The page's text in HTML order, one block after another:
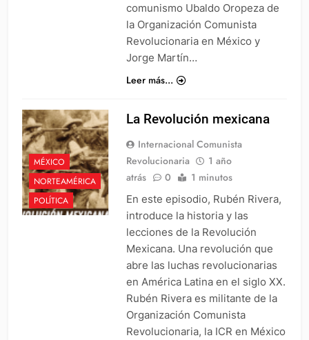
comunismo Ubaldo Oropeza de
la Organización Comunista
Revolucionaria en México y
Jorge Martín…
Leer más...
MÉXICO
NORTEAMÉRICA
POLÍTICA
La Revolución mexicana
Internacional Comunista
Revolucionaria
1 año
atrás
0 1 minutos
En este episodio, Rubén Rivera,
introduce la historia y las
lecciones de la Revolución
Mexicana. Una revolución que
abre las luchas revolucionarias
en América Latina en el siglo XX.
Rubén Rivera es militante de la
Organización Comunista
Revolucionaria, la ICR en México